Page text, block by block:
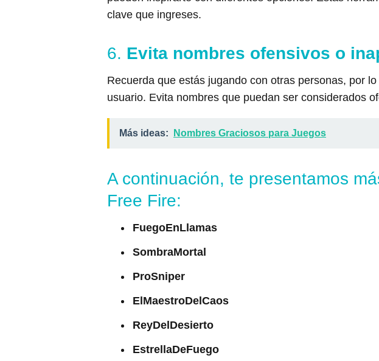
clave que ingreses.
6. Evita nombres ofensivos o
Recuerda que estás jugando con otras personas, por
usuario. Evita nombres que puedan ser considerados
Más ideas: Nombres Graciosos para Juegos
A continuación, te presentamos
Free Fire:
FuegoEnLlamas
SombraMortal
ProSniper
ElMaestroDelCaos
ReyDelDesierto
EstrellaDeFuego